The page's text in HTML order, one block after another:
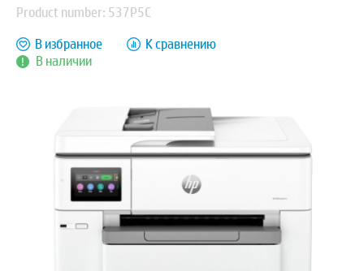
Product number: 537P5C
В наличии
В избранное К сравнению